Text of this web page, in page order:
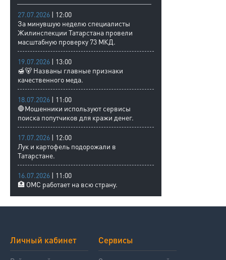
27.07.2026 | 12:00
За минувшую неделю специалисты
Жилинспекции Татарстана провели
масштабную проверку 73 МКД.
19.07.2026 | 13:00
🍯🐻 Названы главные признаки
качественного меда.
18.07.2026 | 11:00
🛑Мошенники используют сервисы
поиска попутчиков для кражи денег.
17.07.2026 | 12:00
Лук и картофель подорожали в
Татарстане.
16.07.2026 | 11:00
🏥 ОМС работает на всю страну.
Личный кабинет Сервисы